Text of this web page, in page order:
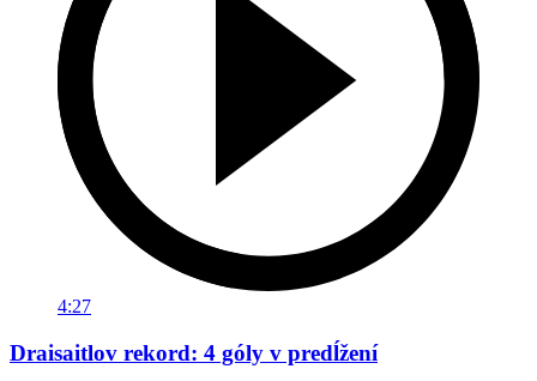
4:27
Draisaitlov rekord: 4 góly v predĺžení